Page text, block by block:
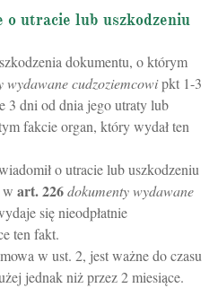
utracie lub uszkodzeniu
dokumentu, o którym
wydawane cudzoziemcowipkt 1-3
3 dni od dnia jego utraty lub
fakcie organ, który wydał ten
o utracie lub uszkodzeniu
w art.226dokumenty wydawane
się nieodpłatnie
ten fakt.
w ust. 2, jest ważne do czasu
jednak niż przez 2 miesiące.